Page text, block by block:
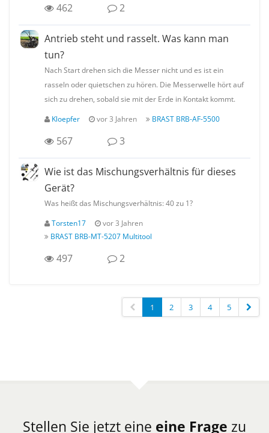
462 2
Antrieb steht und rasselt. Was kann man
tun?
Nach Start drehen sich die Messer nicht und es ist ein
rasseln oder quietschen zu hören. Die Messerwelle hört auf
sich zu drehen, sobald sie mit der Erde in Kontakt kommt.
Kloepfer vor 3 Jahren BRAST BRB-AF-5500
567 3
Wie ist das Mischungsverhältnis für dieses
Gerät?
Was heißt das Mischungsverhältnis: 40 zu 1?
Torsten17
vor 3 Jahren
BRAST BRB-MT-5207 Multitool
497 2
1 2 3 4 5
Stellen Sie jetzt eine eine Frage zu